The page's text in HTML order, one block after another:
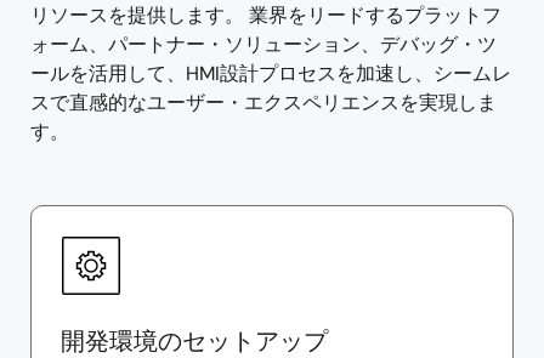
リソースを提供します。 業界をリードするプラットフ
ォーム、パートナー・ソリューション、デバッグ・ツ
ールを活用して、HMI設計プロセスを加速し、シームレ
スで直感的なユーザー・エクスペリエンスを実現しま
す。
開発環境のセットアップ